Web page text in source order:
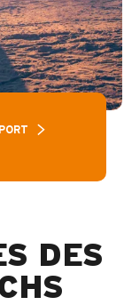
DES